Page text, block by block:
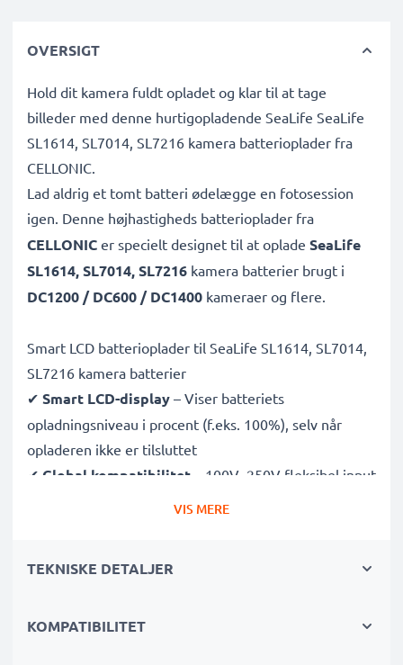
OVERSIGT
Hold dit kamera fuldt opladet og klar til at tage
billeder med denne hurtigopladende SeaLife SeaLife
SL1614, SL7014, SL7216 kamera batterioplader fra
CELLONIC.
Lad aldrig et tomt batteri ødelægge en fotosession
igen. Denne højhastigheds batterioplader fra
CELLONIC er specielt designet til at oplade SeaLife
SL1614, SL7014, SL7216 kamera batterier brugt i
DC1200 / DC600 / DC1400 kameraer og flere.
Smart LCD batterioplader til SeaLife SL1614, SL7014,
SL7216 kamera batterier
✔ Smart LCD-display – Viser batteriets
opladningsniveau i procent (f.eks. 100%), selv når
opladeren ikke er tilsluttet
✔ Global kompatibilitet – 100V–250V fleksibel input
til brug over hele verden
✔Certificeret sikkerhed
og kortslutning
VIS MERE
TEKNISKE DETALJER
KOMPATIBILITET